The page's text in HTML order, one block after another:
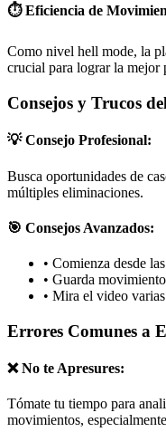
⏱️ Eficiencia de
Como nivel hell mode, la
crucial para lograr la mejor
Consejos y Trucos
💡 Consejo Profesional:
Busca oportunidades de
múltiples eliminaciones.
🎯 Consejos Avanzados:
• Comienza desde
• Guarda
• Mira el video varias
Errores Comunes a
❌ No te Apresures:
Tómate tu tiempo para
movimientos,